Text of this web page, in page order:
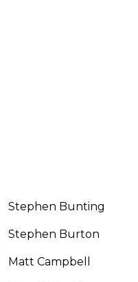
Stephen Bunting
Stephen Burton
Matt Campbell